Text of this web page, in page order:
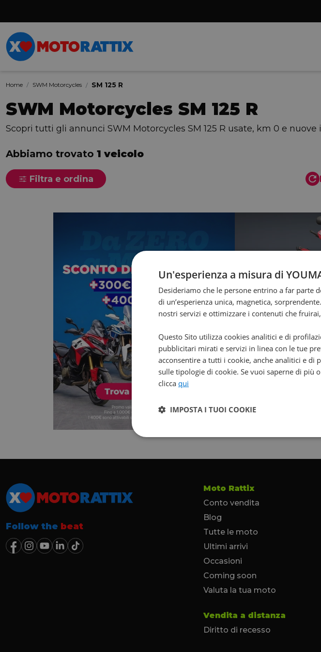
Home SWM Motorcycles SM 125 R
SWM Motorcycles SM 125 R
Scopri tutti gli annunci SWM Motorcycles SM 125 R usate, km 0 e nuove
Abbiamo trovato 1 veicolo
Filtra e ordina
SWM SM 125
R my19
2.490
Follow the beat
Moto Rattix
Conto vendita
Blog
Tutte le moto
Ultimi arrivi
Occasioni
Coming soon
Valuta la tua moto
Vendita a distanza
Diritto di recesso
Un'esperienza a misura di
Desideriamo che le persone entrino a far parte
di un’esperienza unica, magnetica,
nostri servizi e ottimizzare i contenuti che
Questo Sito utilizza cookies analitici e di
pubblicitari mirati e servizi in linea con le tue
acconsentire a tutti i cookie, anche analitici e di
sulle tipologie di cookie. Se vuoi saperne di più
clicca qui
IMPOSTA I TUOI COOKIE